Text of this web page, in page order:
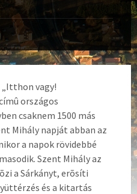
vagy!
országos
csaknem 1500 más
Mihály napját abban az
a napok rövidebbé
Szent Mihály az
a Sárkányt, erõsíti
és a kitartás